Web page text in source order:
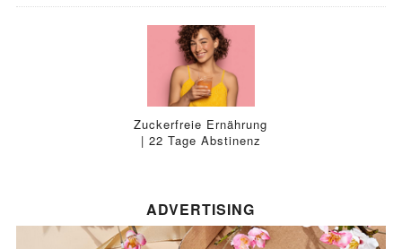
Zuckerfreie Ernährung
| 22 Tage Abstinenz
ADVERTISING